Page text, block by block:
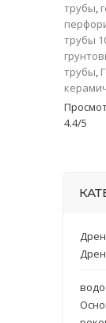
трубы,
трубы
трубы,
4.4/5